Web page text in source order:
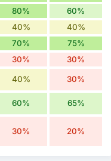
80% 60%
40% 40%
70% 75%
30% 30%
40% 30%
60% 65%
30% 20%